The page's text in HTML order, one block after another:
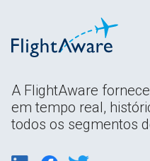
A FlightAware
em tempo real,
todos os segmentos